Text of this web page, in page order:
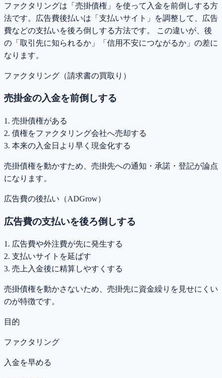
ファクタリングは「売掛債権」を使って入金を前倒しする方
法です。広告費後払いは「支払いサイト」を調整して、広告
費などの支払いを後ろ倒しする方法です。 この違いが、後
の「取引先に知られるか」「信用不安につながるか」の差に
なります。
ファクタリング（請求書の買取り）
売掛金の入金を前倒しする
1. 売掛債権がある
2. 債権をファクタリング会社へ売却する
3. 本来の入金日より早く現金化する
売掛債権を動かすため、売掛先への通知・承諾・登記が論点
になります。
広告費の後払い（ADGrow）
広告費の支払いを後ろ倒しする
1. 広告費や外注費が先に発生する
2. 支払いサイトを延ばす
3. 売上入金後に精算しやすくする
売掛債権を動かさないため、売掛先に資金繰りを見せにくい
のが特徴です。
目的
ファクタリング
入金を早める